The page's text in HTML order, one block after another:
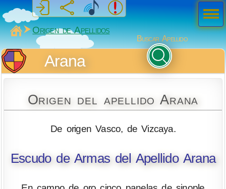
MiSabueso
Origen de Apellidos
Buscar Apellido
Arana
Origen del apellido Arana
De origen Vasco, de Vizcaya.
Escudo de Armas del Apellido Arana
Men
ú